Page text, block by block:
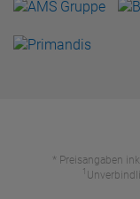
* Preisangaben
1